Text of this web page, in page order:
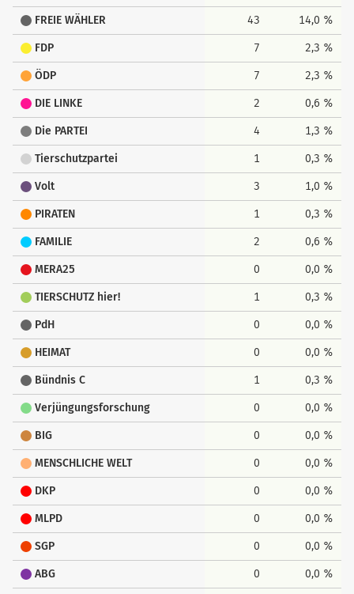
FREIE WÄHLER 43 14,0 %
FDP 7 2,3 %
ÖDP 7 2,3 %
DIE LINKE 2 0,6 %
Die PARTEI 4 1,3 %
Tierschutzpartei 1 0,3 %
Volt 3 1,0 %
PIRATEN 1 0,3 %
FAMILIE 2 0,6 %
MERA25 0 0,0 %
TIERSCHUTZ hier! 1 0,3 %
PdH 0 0,0 %
HEIMAT 0 0,0 %
Bündnis C 1 0,3 %
Verjüngungsforschung 0 0,0 %
BIG 0 0,0 %
MENSCHLICHE WELT 0 0,0 %
DKP 0 0,0 %
MLPD 0 0,0 %
SGP 0 0,0 %
ABG 0 0,0 %